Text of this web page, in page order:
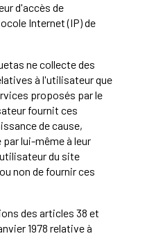
d'accès de
Internet (IP) de
ne collecte des
à l'utilisateur que
proposés par le
fournit ces
de cause,
lui-même à leur
du site
non de fournir ces
des articles 38 et
1978 relative à